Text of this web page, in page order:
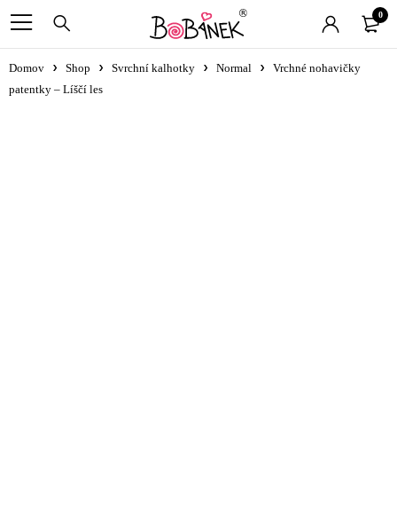
0
Domov Shop Svrchní kalhotky Normal
Vrchné nohavičky
patentky – Líščí les